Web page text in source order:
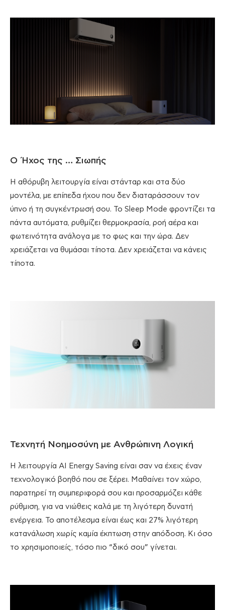
Ο Ήχος της … Σιωπής
Η αθόρυβη λειτουργία είναι στάνταρ και στα δύο
μοντέλα, με επίπεδα ήχου που δεν διαταράσσουν τον
ύπνο ή τη συγκέντρωσή σου. Το Sleep Mode φροντίζει τα
πάντα αυτόματα, ρυθμίζει θερμοκρασία, ροή αέρα και
φωτεινότητα ανάλογα με το φως και την ώρα. Δεν
χρειάζεται να θυμάσαι τίποτα. Δεν χρειάζεται να κάνεις
τίποτα.
Τεχνητή Νοημοσύνη με Ανθρώπινη Λογική
Η λειτουργία AI Energy Saving είναι σαν να έχεις έναν
τεχνολογικό βοηθό που σε ξέρει. Μαθαίνει τον χώρο,
παρατηρεί τη συμπεριφορά σου και προσαρμόζει κάθε
ρύθμιση, για να νιώθεις καλά με τη λιγότερη δυνατή
ενέργεια. Το αποτέλεσμα είναι έως και 27% λιγότερη
κατανάλωση χωρίς καμία έκπτωση στην απόδοση. Κι όσο
το χρησιμοποιείς, τόσο πιο “δικό σου” γίνεται.